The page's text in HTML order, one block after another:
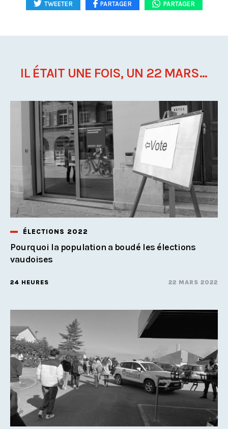
TWEETER PARTAGER PARTAGER
IL ÉTAIT UNE FOIS, UN 22 MARS...
ÉLECTIONS 2022
Pourquoi la population a boudé les élections
vaudoises
24 HEURES 22 MARS 2022